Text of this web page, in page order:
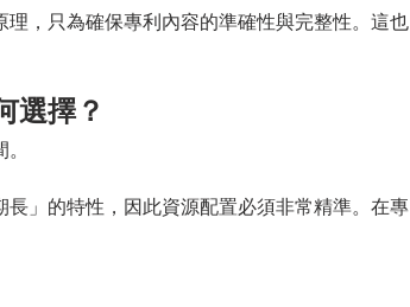
，只為確保專利內容的準確性與完整性。這也
選擇？
」的特性，因此資源配置必須非常精準。在專